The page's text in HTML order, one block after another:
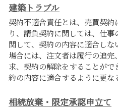
建築トラブル
契約不適合責任とは、売買契
り、請負契約に関しては、仕事
関して、契約の内容に適合し
場合には、注文者は履行の追
求、契約の解除をすることが
約の内容に適合するように更な
相続放棄・限定承認申立て